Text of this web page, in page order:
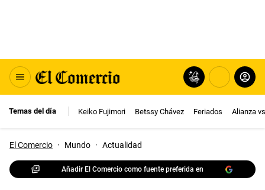
Temas del día Keiko Fujimori Betssy Chávez Feriados Alianza
El Comercio · Mundo · Actualidad
Añadir El Comercio como fuente preferida en